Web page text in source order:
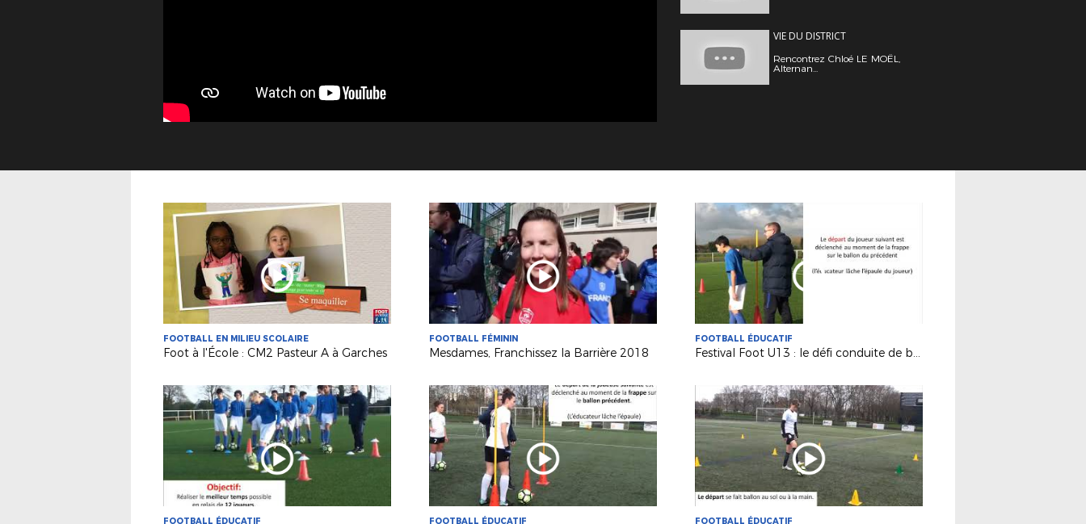
VIE DU DISTRICT
Rencontrez Chloé LE MOËL,
Alternan...
FOOTBALL EN MILIEU SCOLAIRE
Foot à l'École : CM2 Pasteur A à Garches
FOOTBALL FÉMININ
Mesdames, Franchissez la Barrière 2018
FOOTBALL ÉDUCATIF
Festival Foot U13 : le défi conduite de balle
FOOTBALL ÉDUCATIF FOOTBALL ÉDUCATIF FOOTBALL ÉDUCATIF